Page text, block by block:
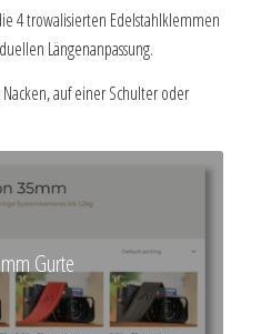
4 trowalisierten Edelstahlklemmen
Längenanpassung.
auf einer Schulter oder
Gurte